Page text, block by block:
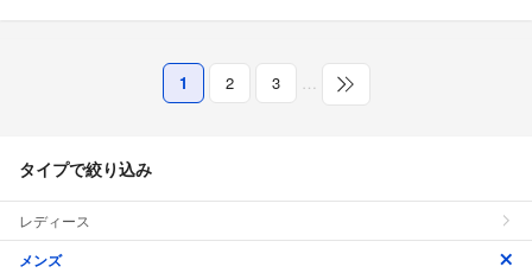
1 2 3 …
タイプで絞り込み
レディース
メンズ